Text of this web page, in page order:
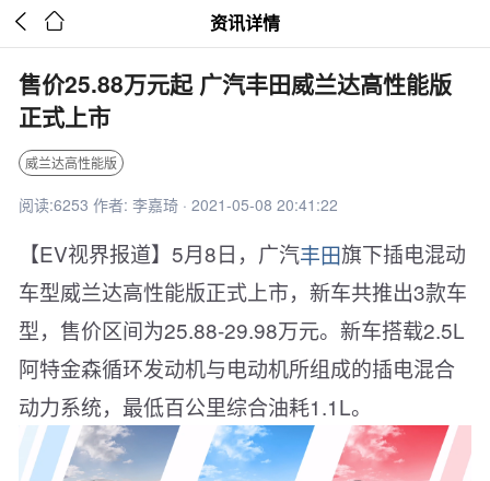
  资讯详情
售价25.88万元起 广汽丰田威兰达高性能版
正式上市
威兰达高性能版
阅读:6253 作者: 李嘉琦 · 2021-05-08 20:41:22
【EV视界报道】5月8日，广汽丰田旗下插电混动
车型威兰达高性能版正式上市，新车共推出3款车
型，售价区间为25.88-29.98万元。新车搭载2.5L
阿特金森循环发动机与电动机所组成的插电混合
动力系统，最低百公里综合油耗1.1L。